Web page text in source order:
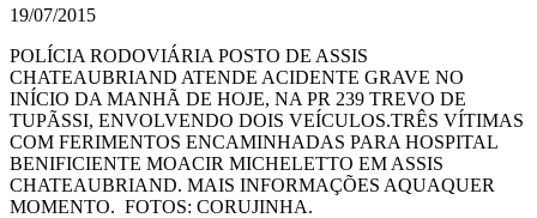
19/07/2015
POLÍCIA RODOVIÁRIA POSTO DE ASSIS
CHATEAUBRIAND ATENDE ACIDENTE GRAVE NO
INÍCIO DA MANHÃ DE HOJE, NA PR 239 TREVO DE
TUPÃSSI, ENVOLVENDO DOIS VEÍCULOS.TRÊS VÍTIMAS
COM FERIMENTOS ENCAMINHADAS PARA HOSPITAL
BENIFICIENTE MOACIR MICHELETTO EM ASSIS
CHATEAUBRIAND. MAIS INFORMAÇÕES AQUAQUER
MOMENTO. FOTOS: CORUJINHA.